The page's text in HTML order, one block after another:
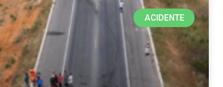
ACIDENTE